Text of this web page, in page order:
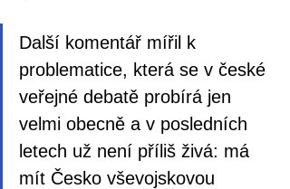
Další komentář mířil k
problematice, která se v české
veřejné debatě probírá jen
velmi obecně a v posledních
letech už není příliš živá: má
mít Česko vševojskovou